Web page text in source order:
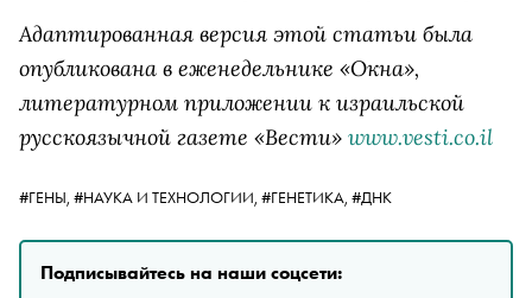
Адаптированная версия этой статьи была
опубликована в еженедельнике «Окна»,
литературном приложении к израильской
русскоязычной газете «Вести» www.vesti.co.il
#ГЕНЫ, #НАУКА И ТЕХНОЛОГИИ, #ГЕНЕТИКА, #ДНК
Подписывайтесь на наши соцсети: